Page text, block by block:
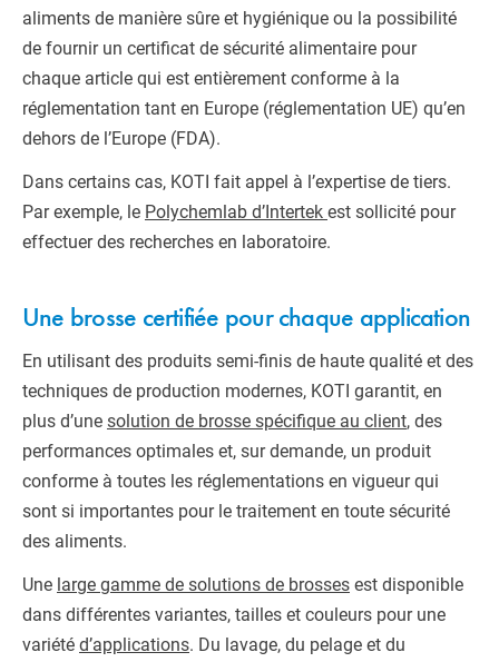
aliments de manière sûre et hygiénique ou la possibilité
de fournir un certificat de sécurité alimentaire pour
chaque article qui est entièrement conforme à la
réglementation tant en Europe (réglementation UE) qu’en
dehors de l’Europe (FDA).
Dans certains cas, KOTI fait appel à l’expertise de tiers.
Par exemple, le Polychemlab d’Intertek est sollicité pour
effectuer des recherches en laboratoire.
Une brosse certifiée pour chaque application
En utilisant des produits semi-finis de haute qualité et des
techniques de production modernes, KOTI garantit, en
plus d’une solution de brosse spécifique au client, des
performances optimales et, sur demande, un produit
conforme à toutes les réglementations en vigueur qui
sont si importantes pour le traitement en toute sécurité
des aliments.
Une large gamme de solutions de brosses est disponible
dans différentes variantes, tailles et couleurs pour une
variété d’applications. Du lavage, du pelage et du